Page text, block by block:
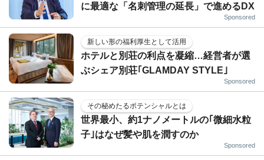
に最適な「名刺管理の延長」で進めるDX
Sponsored
新しい形の福利厚生として活用
ホテルと別荘の利点を凝縮…経営者が選
ぶシェア別荘｢GLAMDAY STYLE｣
Sponsored
その秘めたるポテンシャルとは
世界最小、約1ナノメートルの｢微細水粒
子｣はなぜ髪や肌を潤すのか
Sponsored